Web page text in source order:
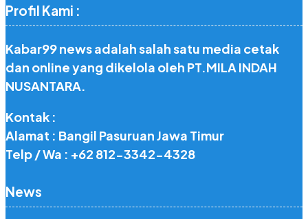
Profil Kami :
Kabar99 news adalah salah satu media cetak
dan online yang dikelola oleh PT.MILA INDAH
NUSANTARA.
Kontak :
Alamat : Bangil Pasuruan Jawa Timur
Telp / Wa : +62 812-3342-4328
News